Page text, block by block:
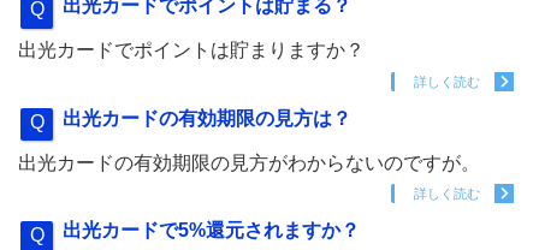
出光カードでポイントは貯まる？
出光カードでポイントは貯まりますか？
詳しく読む
出光カードの有効期限の見方は？
出光カードの有効期限の見方がわからないのですが。
詳しく読む
出光カードで5%還元されますか？